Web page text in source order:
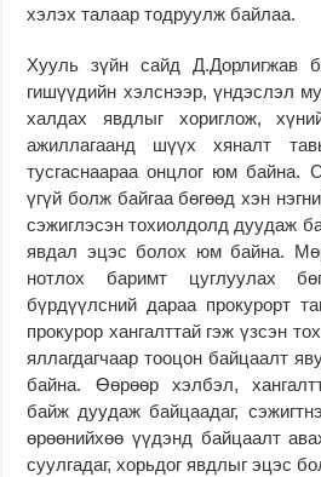
хэлэх талаар тодруулж байлаа.
Хууль зүйн сайд Д.Дорлигжав
гишүүдийн хэлснээр, үндэслэл
халдах явдлыг хориглож,
ажиллагаанд шүүх хяналт
тусгаснаараа онцлог юм байна.
үгүй болж байгаа бөгөөд хэн
сэжиглэсэн тохиолдолд дуудаж
явдал эцэс болох юм байна.
нотлох баримт цуглуулах
бүрдүүлсний дараа прокурорт
прокурор хангалттай гэж үзсэн
яллагдагчаар тооцон байцаалт
байна. Өөрөөр хэлбэл,
байж дуудаж байцаадаг,
өрөөнийхөө үүдэнд байцаалт
суулгадаг, хорьдог явдлыг эцэс